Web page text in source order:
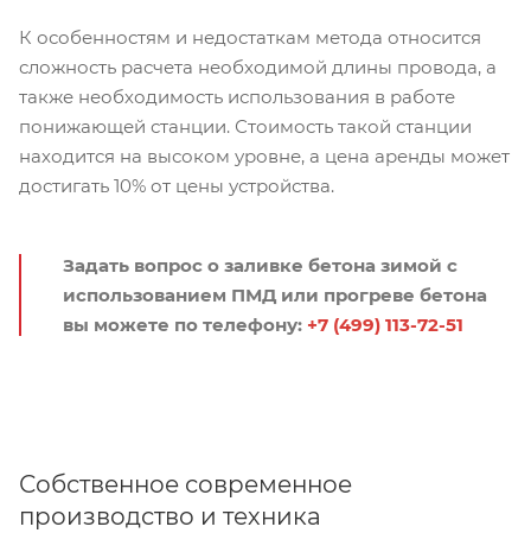
К особенностям и недостаткам метода относится
сложность расчета необходимой длины провода, а
также необходимость использования в работе
понижающей станции. Стоимость такой станции
находится на высоком уровне, а цена аренды может
достигать 10% от цены устройства.
Задать вопрос о заливке бетона зимой с
использованием ПМД или прогреве бетона
вы можете по телефону: +7 (499) 113-72-51
Собственное современное
производство и техника